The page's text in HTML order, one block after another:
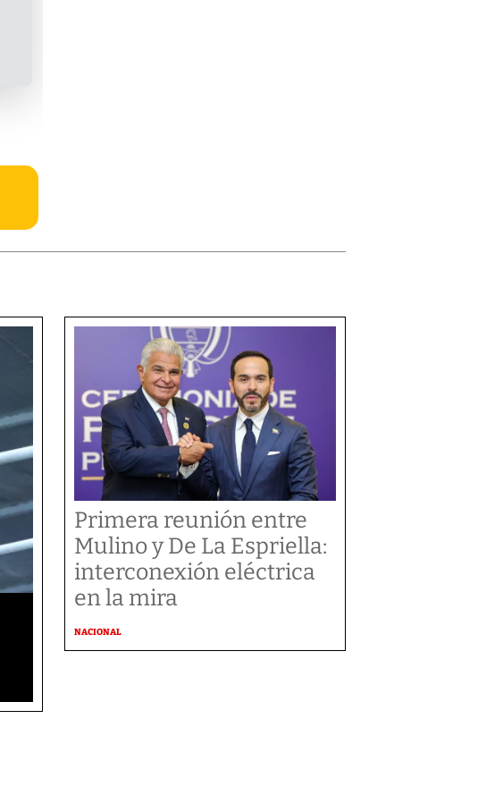
Primera reunión entre
Mulino y De La Espriella:
interconexión eléctrica
en la mira
NACIONAL